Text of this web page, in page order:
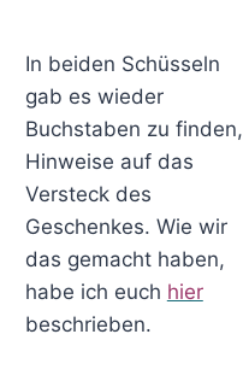
In beiden Schüsseln
gab es wieder
Buchstaben zu finden,
Hinweise auf das
Versteck des
Geschenkes. Wie wir
das gemacht haben,
habe ich euch hier
beschrieben.